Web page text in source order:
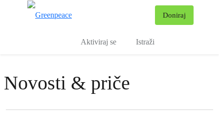
Doniraj
Aktiviraj se Istraži
Novosti & priče